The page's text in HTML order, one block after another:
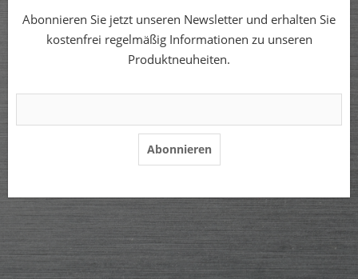
Abonnieren Sie jetzt unseren Newsletter und erhalten Sie
kostenfrei regelmäßig Informationen zu unseren
Produktneuheiten.
Abonnieren